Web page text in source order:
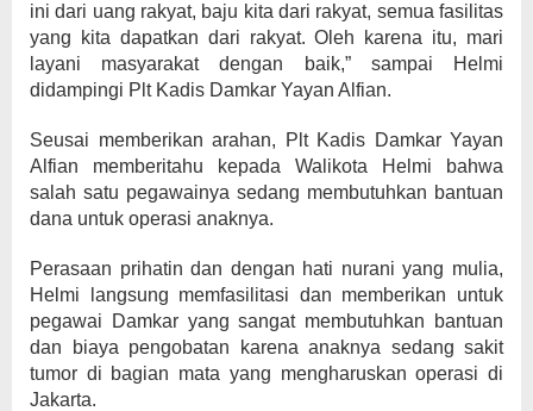
ini dari uang rakyat, baju kita dari rakyat, semua fasilitas
yang kita dapatkan dari rakyat. Oleh karena itu, mari
layani masyarakat dengan baik,” sampai Helmi
didampingi Plt Kadis Damkar Yayan Alfian.
Seusai memberikan arahan, Plt Kadis Damkar Yayan
Alfian memberitahu kepada Walikota Helmi bahwa
salah satu pegawainya sedang membutuhkan bantuan
dana untuk operasi anaknya.
Perasaan prihatin dan dengan hati nurani yang mulia,
Helmi langsung memfasilitasi dan memberikan untuk
pegawai Damkar yang sangat membutuhkan bantuan
dan biaya pengobatan karena anaknya sedang sakit
tumor di bagian mata yang mengharuskan operasi di
Jakarta.